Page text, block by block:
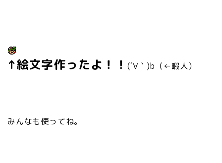
↑絵文字作ったよ！！ (´∀｀)b（←暇人）
みんなも使ってね。